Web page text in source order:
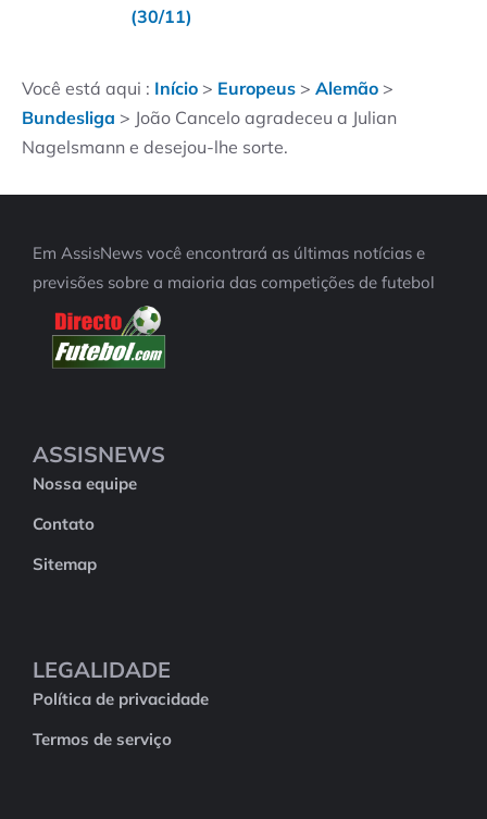
(30/11)
Você está aqui : Início > Europeus > Alemão >
Bundesliga > João Cancelo agradeceu a Julian
Nagelsmann e desejou-lhe sorte.
Em AssisNews você encontrará as últimas notícias e
previsões sobre a maioria das competições de futebol
ASSISNEWS
Nossa equipe
Contato
Sitemap
LEGALIDADE
Política de privacidade
Termos de serviço